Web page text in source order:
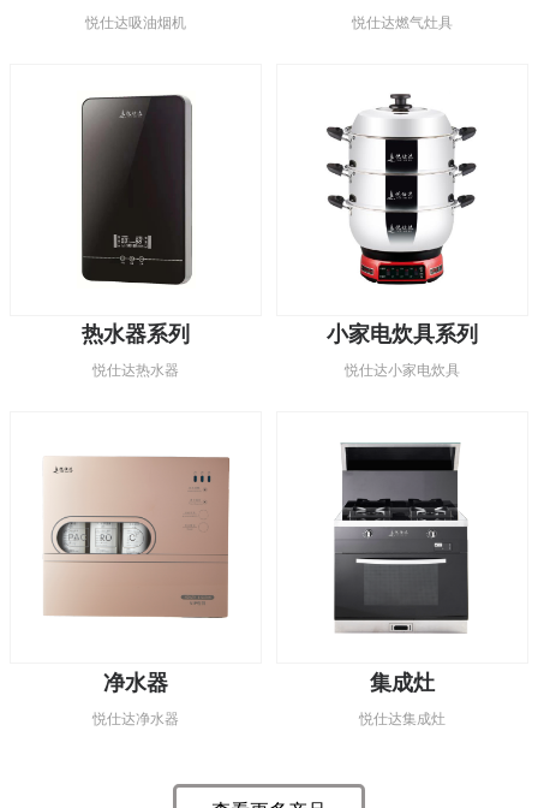
悦仕达吸油烟机 悦仕达燃气灶具
热水器系列
悦仕达热水器
小家电炊具系列
悦仕达小家电炊具
净水器
悦仕达净水器
集成灶
悦仕达集成灶